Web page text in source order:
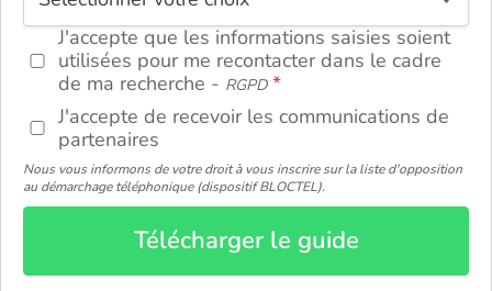
J'accepte que les informations saisies soient
utilisées pour me recontacter dans le cadre
de ma recherche - RGPD
J'accepte de recevoir les communications de
partenaires
Nous vous informons de votre droit à vous inscrire sur la liste d'opposition
au démarchage téléphonique (dispositif BLOCTEL).
Télécharger le guide
ou